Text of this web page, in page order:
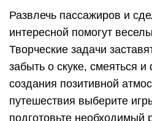
Развлечь пассажиров и
интересной помогут
Творческие задачи
забыть о скуке, смеяться
создания позитивной
путешествия выберите
подготовьте необходимый